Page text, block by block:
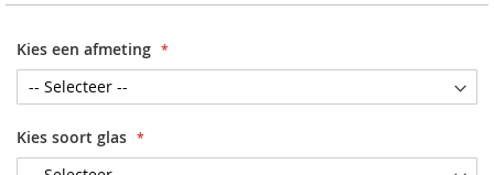
Kies een afmeting
Kies soort glas
gallery